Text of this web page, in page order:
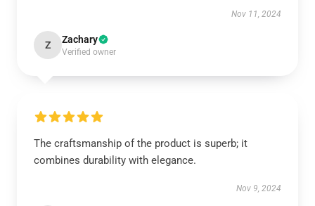
Nov 11, 2024
Z Zachary
Verified owner
The craftsmanship of the product is superb; it
combines durability with elegance.
Nov 9, 2024